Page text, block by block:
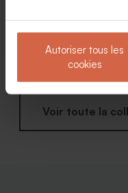
Autoriser tous les
cookies
Faire part mariage
satin bouquet floral rose
Voir toute la